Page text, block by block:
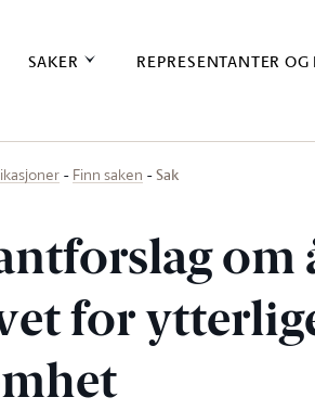
SAKER REPRESENTANTER
Finn saken Sak
om
for